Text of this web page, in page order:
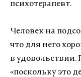
психотерапевт.
Человек на
что для него
в удовольствии.
«поскольку это